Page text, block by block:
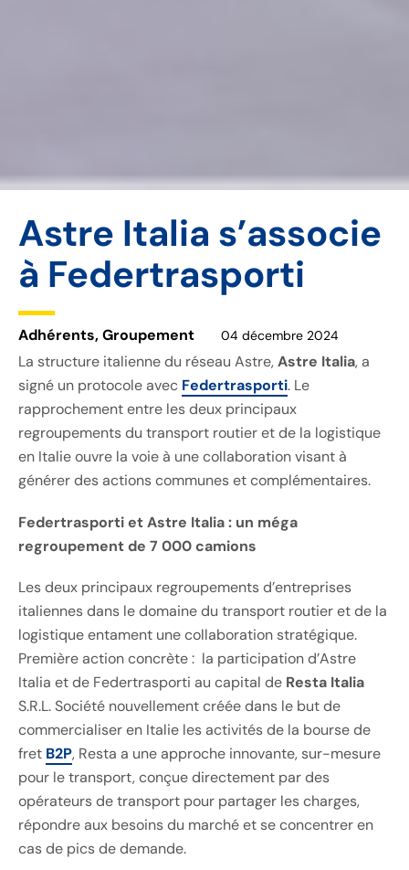
Astre Italia s’associe
à Federtrasporti
Adhérents,Groupement 04 décembre 2024
La structure italienne du réseau Astre,Astre Italia, a
signé un protocole avec Federtrasporti. Le
rapprochement entre les deux principaux
regroupements du transport routier et de la logistique
en Italie ouvre la voie à une collaboration visant à
générer des actions communes et complémentaires.
Federtrasporti et Astre Italia : un méga
regroupement de 7 000 camions
Les deux principaux regroupements d’entreprises
italiennes dans le domaine du transport routier et de la
logistique entament une collaboration stratégique.
Première action concrète : la participation d’Astre
Italia et de Federtrasporti au capital de Resta Italia
S.R.L. Société nouvellement créée dans le but de
commercialiser en Italie les activités de la bourse de
fret B2P, Resta a une approche innovante, sur-mesure
pour le transport, conçue directement par des
opérateurs de transport pour partager les charges,
répondre aux besoins du marché et se concentrer en
cas de pics de demande.